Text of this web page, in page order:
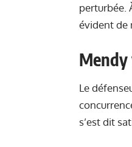
perturbée.
évident de
Mendy
Le
s’est dit